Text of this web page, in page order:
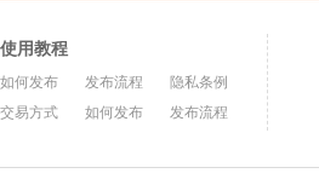
使用教程
如何发布 发布流程
隐私条例
交易方式
如何发布 发布流程